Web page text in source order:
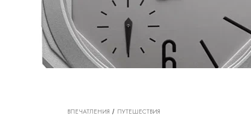
ВПЕЧАТЛЕНИЯ ПУТЕШЕСТВИЯ